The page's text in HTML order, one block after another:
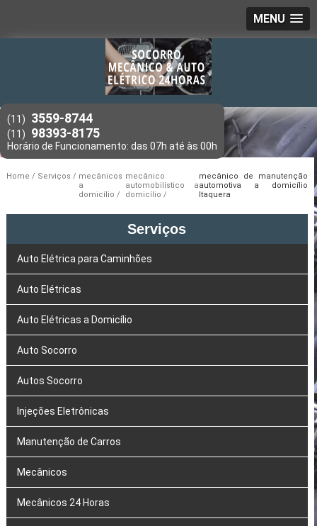
MENU
(11) 3559-8744
(11) 98393-8175
Home Serviços
mecânicos
a
domicílio
mecânico
automobilístico a
domicílio
mecânico de manutenção
automotiva a domicílio
Itaquera
Serviços
Auto Elétrica para Caminhões
Auto Elétricas
Auto Elétricas a Domicílio
Auto Socorro
Autos Socorro
Injeções Eletrônicas
Manutenção de Carros
Mecânicos
Mecânicos 24 Horas